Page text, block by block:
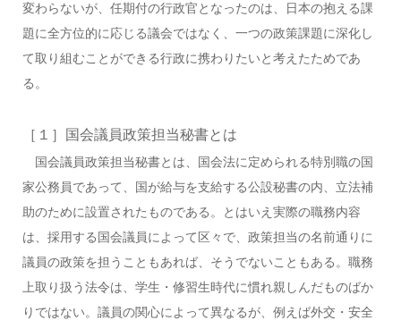
変わらないが、任期付の行政官となったのは、日本の抱える課
題に全方位的に応じる議会ではなく、一つの政策課題に深化し
て取り組むことができる行政に携わりたいと考えたためであ
る。
［１］国会議員政策担当秘書とは
国会議員政策担当秘書とは、国会法に定められる特別職の国
家公務員であって、国が給与を支給する公設秘書の内、立法補
助のために設置されたものである。とはいえ実際の職務内容
は、採用する国会議員によって区々で、政策担当の名前通りに
議員の政策を担うこともあれば、そうでないこともある。職務
上取り扱う法令は、学生・修習生時代に慣れ親しんだものばか
りではない。議員の関心によって異なるが、例えば外交・安全